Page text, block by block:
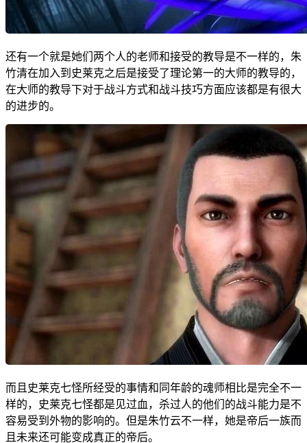
还有一个就是她们两个人的老师和接受的教导是不一样的，朱
竹清在加入到史莱克之后是接受了理论第一的大师的教导的，
在大师的教导下对于战斗方式和战斗技巧方面应该都是有很大
的进步的。
而且史莱克七怪所经受的事情和同年龄的魂师相比是完全不一
样的，史莱克七怪都是见过血，杀过人的他们的战斗能力是不
容易受到外物的影响的。但是朱竹云不一样，她是帝后一族而
且未来还可能变成真正的帝后。